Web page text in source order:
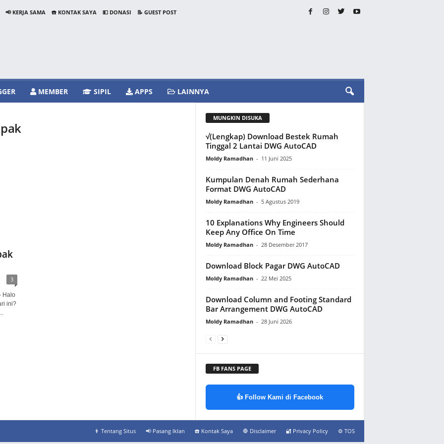
📢 KERJA SAMA ☎️ KONTAK SAYA 💵 DONASI
📝 GUEST POST
MEMBER SIPIL APPS LAINNYA
3
Halo
ini?
MUNGKIN DISUKA
√(Lengkap) Download Bestek Rumah
Tinggal 2 Lantai DWG AutoCAD
Moldy Ramadhan - 11 Juni 2025
Kumpulan Denah Rumah Sederhana
Format DWG AutoCAD
Moldy Ramadhan - 5 Agustus 2019
10 Explanations Why Engineers Should
Keep Any Office On Time
Moldy Ramadhan - 28 Desember 2017
Download Block Pagar DWG AutoCAD
Moldy Ramadhan - 22 Mei 2025
Download Column and Footing Standard
Bar Arrangement DWG AutoCAD
Moldy Ramadhan - 28 Juni 2026
FB FANS PAGE
👍 Follow Kami di Facebook
👨‍ Tentang Situs 📢 Pasang Iklan ☎️ Kontak Saya 🛑 Disclaimer 🔐 Privacy Policy ⚙️ TOS